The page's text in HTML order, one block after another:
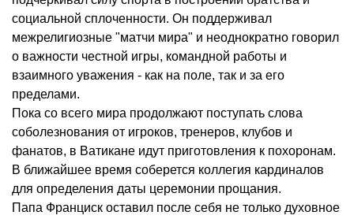
социальной сплоченности. Он поддерживал
межрелигиозные "матчи мира" и неоднократно говорил
о важности честной игры, командной работы и
взаимного уважения - как на поле, так и за его
пределами.
Пока со всего мира продолжают поступать слова
соболезнования от игроков, тренеров, клубов и
фанатов, в Ватикане идут приготовления к похоронам.
В ближайшее время соберется коллегия кардиналов
для определения даты церемонии прощания.
Папа Франциск оставил после себя не только духовное